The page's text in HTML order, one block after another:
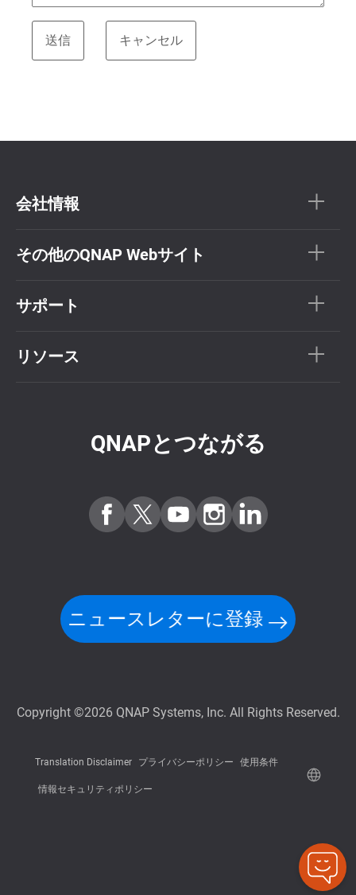
会社情報
その他のQNAP Webサイト
サポート
リソース
QNAPとつながる
ニュースレターに登録
Copyright ©2026 QNAP Systems, Inc. All Rights Reserved.
Translation Disclaimer プライバシーポリシー 使用条件
情報セキュリティポリシー